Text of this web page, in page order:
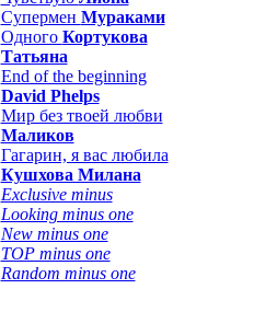
Супермен Мураками
Одного Кортукова
Татьяна
End of the beginning
David Phelps
Мир без твоей любви
Маликов
Гагарин, я вас любила
Кушхова Милана
Exclusive minus
Looking minus one
New minus one
TOP minus one
Random minus one